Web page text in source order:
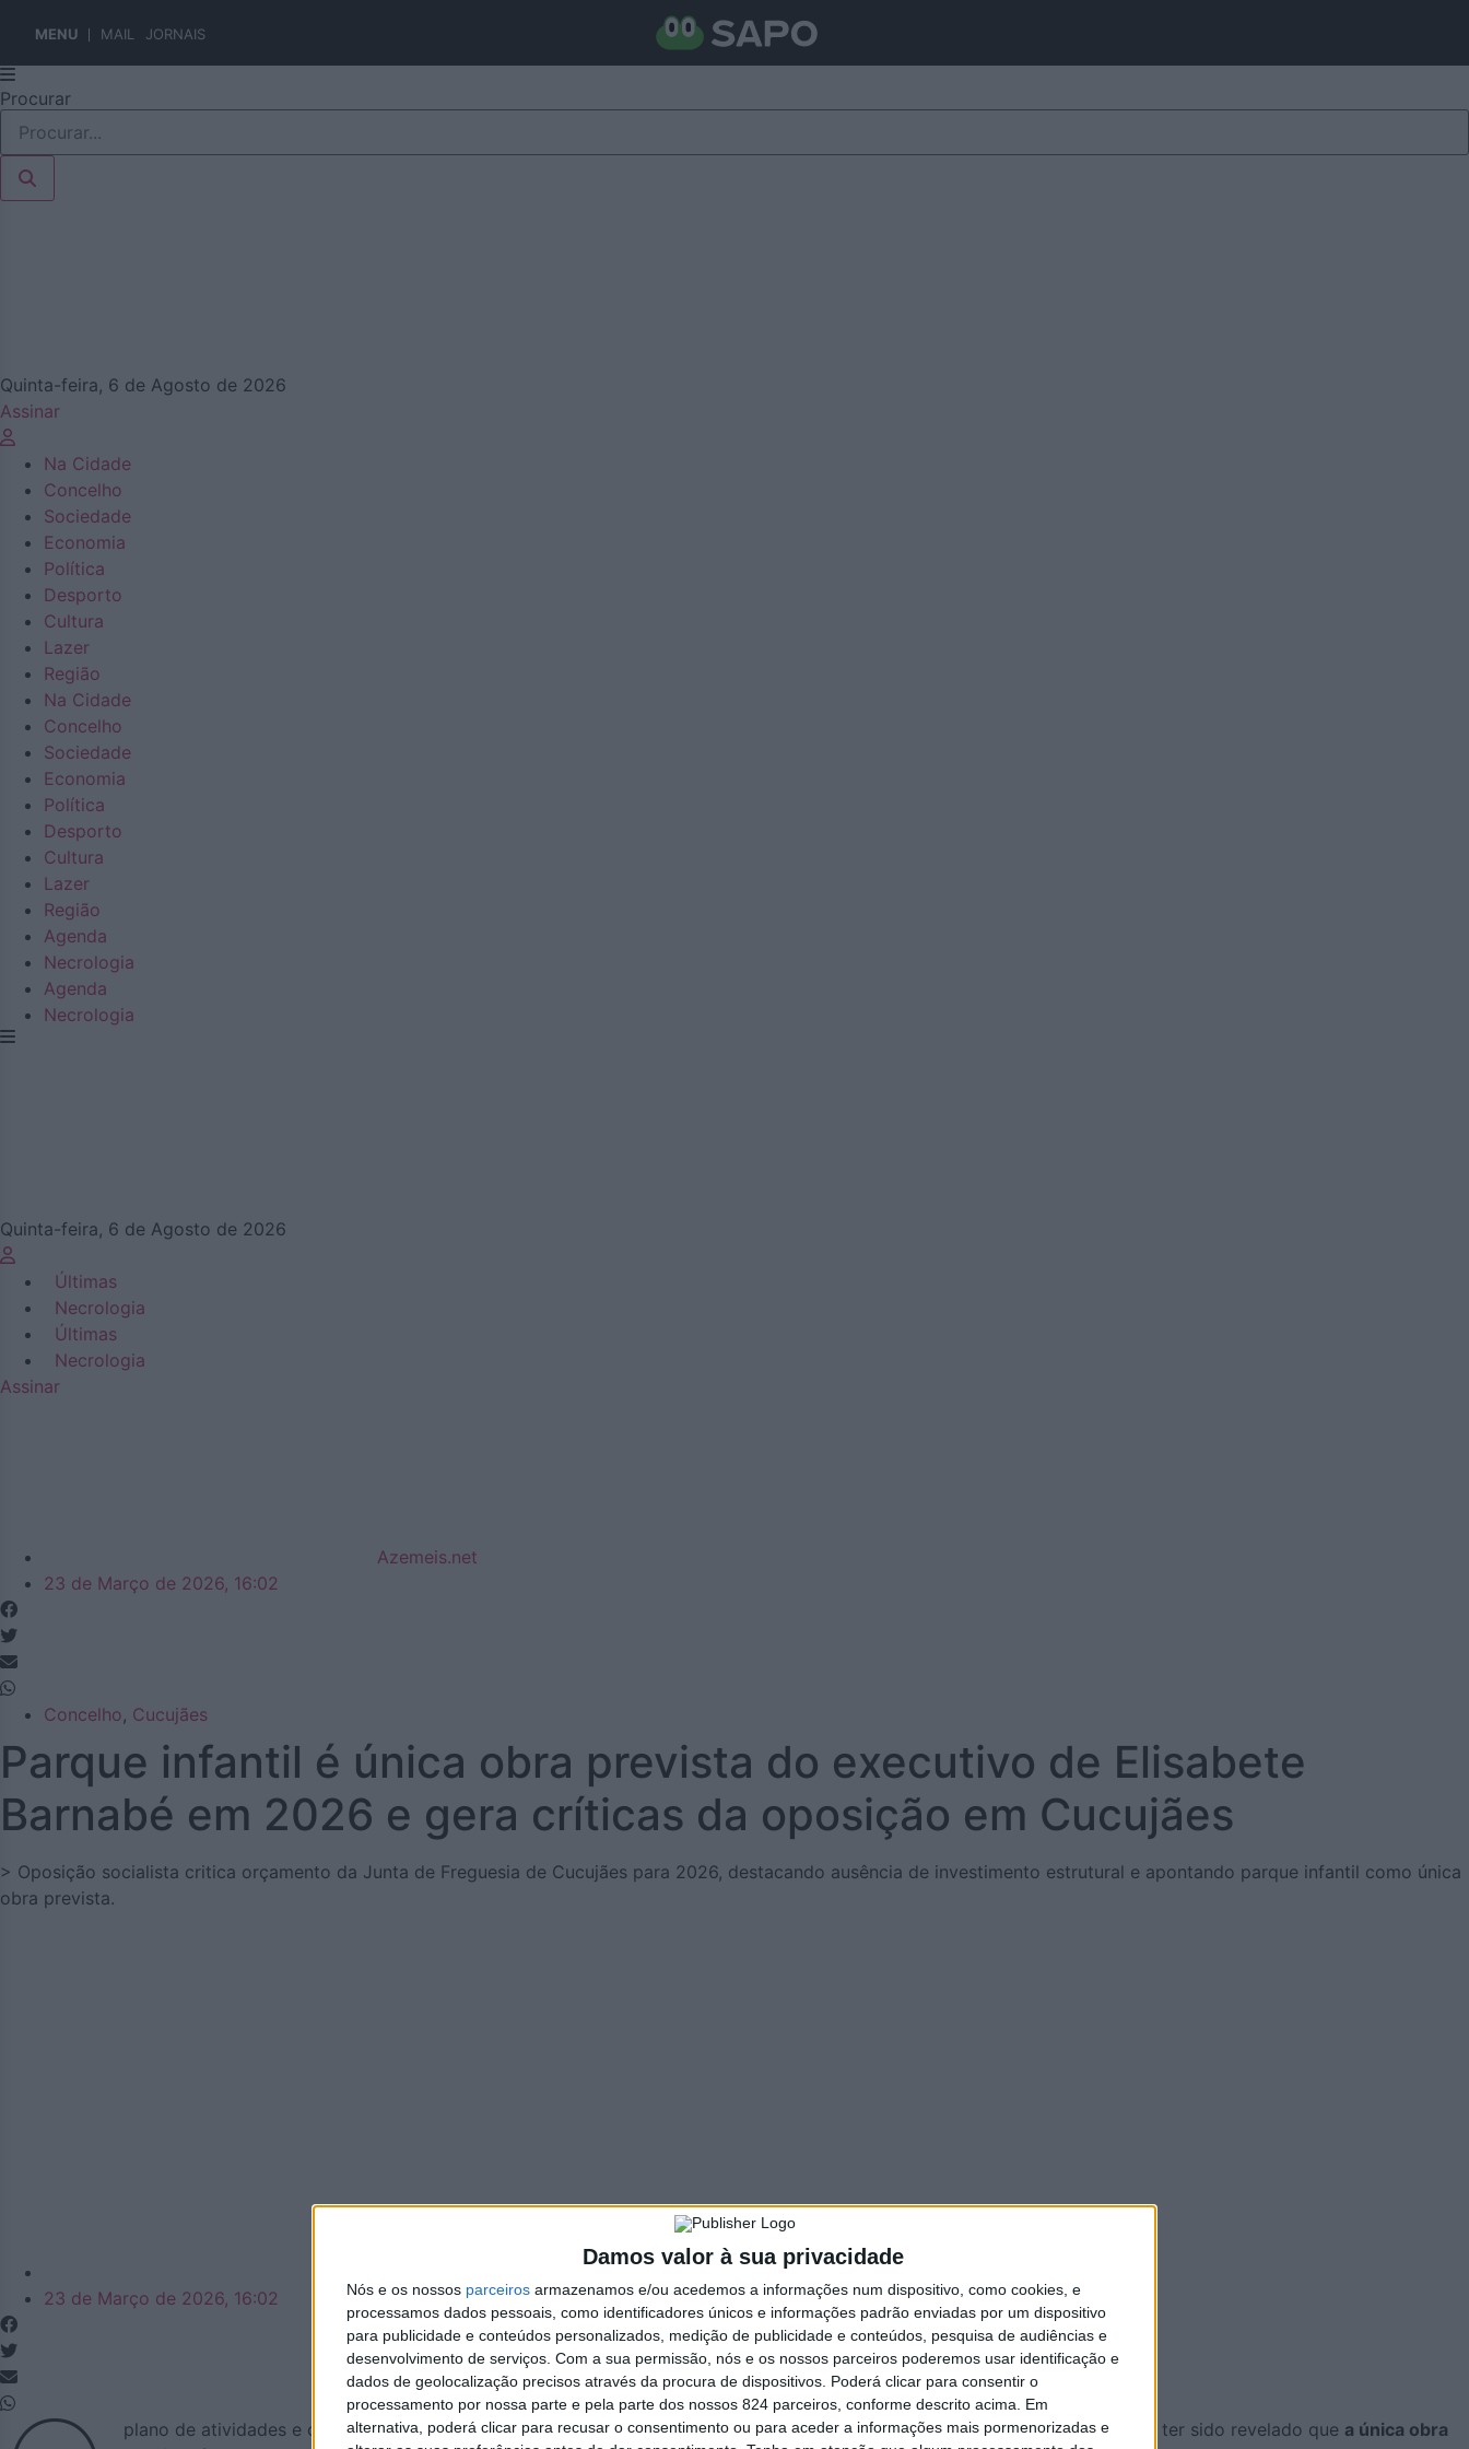
MENU MAIL JORNAIS
Damos valor à sua privacidade
Nós e os nossos parceiros armazenamos e/ou acedemos a informações num dispositivo, como cookies, e
processamos dados pessoais, como identificadores únicos e informações padrão enviadas por um dispositivo
para publicidade e conteúdos personalizados, medição de publicidade e conteúdos, pesquisa de audiências e
desenvolvimento de serviços. Com a sua permissão, nós e os nossos parceiros poderemos usar identificação e
dados de geolocalização precisos através da procura de dispositivos. Poderá clicar para consentir o
processamento por nossa parte e pela parte dos nossos 824 parceiros, conforme descrito acima. Em
alternativa, poderá clicar para recusar o consentimento ou para aceder a informações mais pormenorizadas e
Pular
para
conteúdo
Procurar
Quinta-feira, 6 de Agosto de 2026
Assinar
Na Cidade
Concelho
Sociedade
Economia
Política
Desporto
Cultura
Lazer
Região
Na Cidade
Concelho
Sociedade
Economia
Política
Desporto
Cultura
Lazer
Região
Agenda
Necrologia
Agenda
Necrologia
Quinta-feira, 6 de Agosto de 2026
Últimas
Necrologia
Últimas
Necrologia
Assinar
Azemeis.net
23 de Março de 2026, 16:02
Concelho, Cucujães
Parque infantil é única obra prevista do executivo de Elisabete
Barnabé em 2026 e gera críticas da oposição em Cucujães
> Oposição socialista critica orçamento da Junta de Freguesia de Cucujães para 2026, destacando ausência de investimento estrutural e apontando parque infantil como única
obra prevista.
23 de Março de 2026, 16:02
plano de atividades e orçamento da Junta de Freguesia de Cucujães para 2026 está a gerar contestação política, depois de ter sido revelado que a única obra